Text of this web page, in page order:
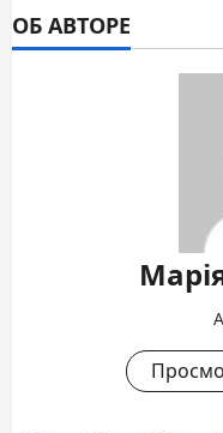
ОБ АВТОРЕ